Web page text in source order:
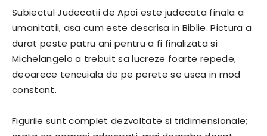
Subiectul Judecatii de Apoi este judecata finala a
umanitatii, asa cum este descrisa in Biblie. Pictura a
durat peste patru ani pentru a fi finalizata si
Michelangelo a trebuit sa lucreze foarte repede,
deoarece tencuiala de pe perete se usca in mod
constant.
Figurile sunt complet dezvoltate si tridimensionale;